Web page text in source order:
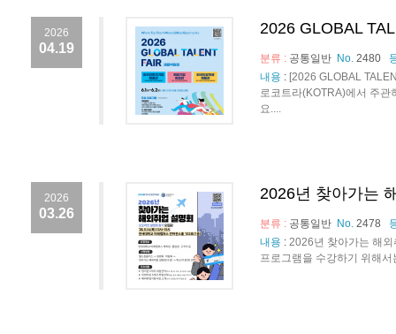
2026
04.19
2026 GLOBAL
분류 : 공통일반 No. 2480
내용 : [2026 GLOBAL
로코트라(KOTRA)에서 주관
요....
2026
03.26
2026년 찾아가는
분류 : 공통일반 No. 2478
내용 : 2026년 찾아가는 해
프로그램을 수강하기 위해